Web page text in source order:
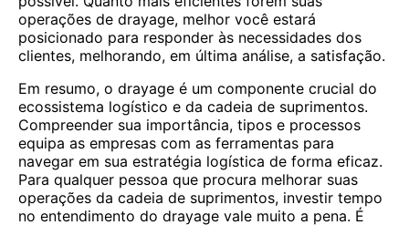
operações de drayage, melhor você estará
posicionado para responder às necessidades dos
clientes, melhorando, em última análise, a satisfação.
Em resumo, o drayage é um componente crucial do
ecossistema logístico e da cadeia de suprimentos.
Compreender sua importância, tipos e processos
equipa as empresas com as ferramentas para
navegar em sua estratégia logística de forma eficaz.
Para qualquer pessoa que procura melhorar suas
operações da cadeia de suprimentos, investir tempo
no entendimento do drayage vale muito a pena. É